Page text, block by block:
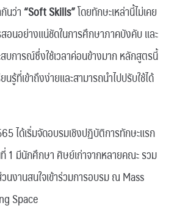
นว่า“Soft Skills”โดยทักษะเหล่านี้ไม่เคย
อนอย่างแน่ชัดในการศึกษาภาคบังคับ และ
สบการณ์ซึ่งใช้เวลาค่อนข้างมาก หลักสูตรนี้
นรู้ที่เข้าถึงง่ายและสามารถนำไปปรับใช้ได้
ได้เริ่มจัดอบรมเชิงปฏิบัติการทักษะแรก
1 มีนักศึกษา ศิษย์เก่าจากหลายคณะ รวม
นงานสนใจเข้าร่วมการอบรม ณ Mass
Space